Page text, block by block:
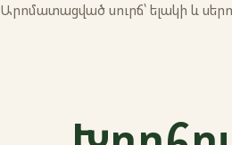
Արոմատացված սուրճ՝ ելակի և